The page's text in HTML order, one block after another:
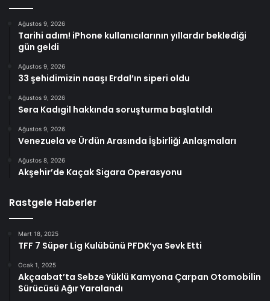
Ağustos 9, 2026
Tarihi adım! iPhone kullanıcılarının yıllardır beklediği
gün geldi
Ağustos 9, 2026
33 şehidimizin naaşı Erdal’ın siperi oldu
Ağustos 9, 2026
Sera Kadıgil hakkında soruşturma başlatıldı
Ağustos 9, 2026
Venezuela ve Ürdün Arasında İşbirliği Anlaşmaları
Ağustos 8, 2026
Akşehir’de Kaçak Sigara Operasyonu
Rastgele Haberler
Mart 18, 2025
TFF 7 Süper Lig Kulübünü PFDK’ya Sevk Etti
Ocak 1, 2025
Akçaabat’ta Sebze Yüklü Kamyona Çarpan Otomobilin
Sürücüsü Ağır Yaralandı